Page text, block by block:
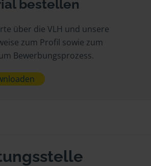
bestellen
über die VLH und unsere
zum Profil sowie zum
Bewerbungsprozess.